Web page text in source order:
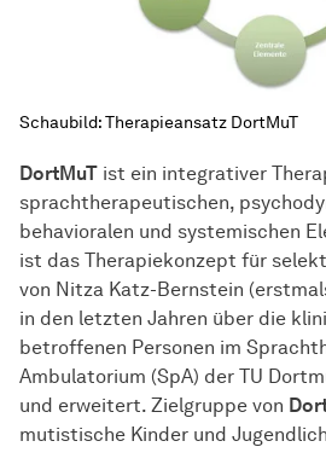
Schaubild: Therapieansatz DortMuT
DortMuT ist ein integrativer
sprachtherapeutischen,
behavioralen und systemischen
ist das Therapiekonzept für
von Nitza Katz-Bernstein
in den letzten Jahren über die
betroffenen Personen im
Ambulatorium (SpA) der TU
und erweitert. Zielgruppe von
mutistische Kinder und